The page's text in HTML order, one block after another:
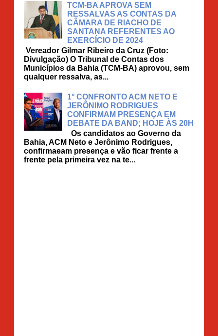
TCM-BA APROVA SEM
RESSALVAS AS CONTAS DA
CÂMARA DE RIACHO DE
SANTANA REFERENTES AO
EXERCÍCIO DE 2024
Vereador Gilmar Ribeiro da Cruz (Foto:
Divulgação) O Tribunal de Contas dos
Municípios da Bahia (TCM-BA) aprovou, sem
qualquer ressalva, as...
1° CONFRONTO ACM NETO E
JERÔNIMO RODRIGUES
CONFIRMAM PRESENÇA EM
DEBATE DA BAND; HOJE ÀS 20H
Os candidatos ao Governo da
Bahia, ACM Neto e Jerônimo Rodrigues,
confirmaeam presença e vão ficar frente a
frente pela primeira vez na te...